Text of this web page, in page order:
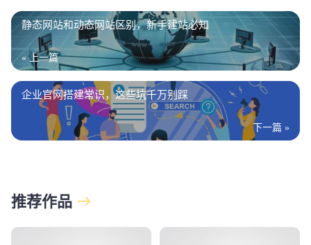
静态网站和动态网站区别，新手建站必知
« 上一篇
企业官网搭建常识，这些坑千万别踩
下一篇 »
推荐作品